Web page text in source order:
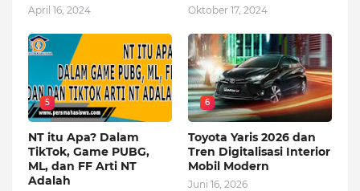
April 16, 2024 Oktober 17, 2024
5
NT itu Apa? Dalam
TikTok, Game PUBG,
ML, dan FF Arti NT
Adalah
6
Toyota Yaris 2026 dan
Tren Digitalisasi Interior
Mobil Modern
Juni 16, 2026